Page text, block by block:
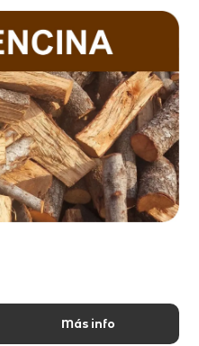
Más info